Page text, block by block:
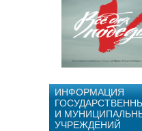
ИНФОРМАЦИЯ
И
УЧРЕЖДЕНИЙ